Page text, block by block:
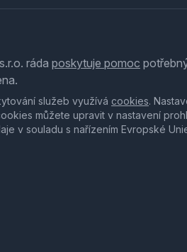
ráda poskytuje pomoc
služeb využívá cookies.
můžete upravit v nastavení
v souladu s nařízením Evropské